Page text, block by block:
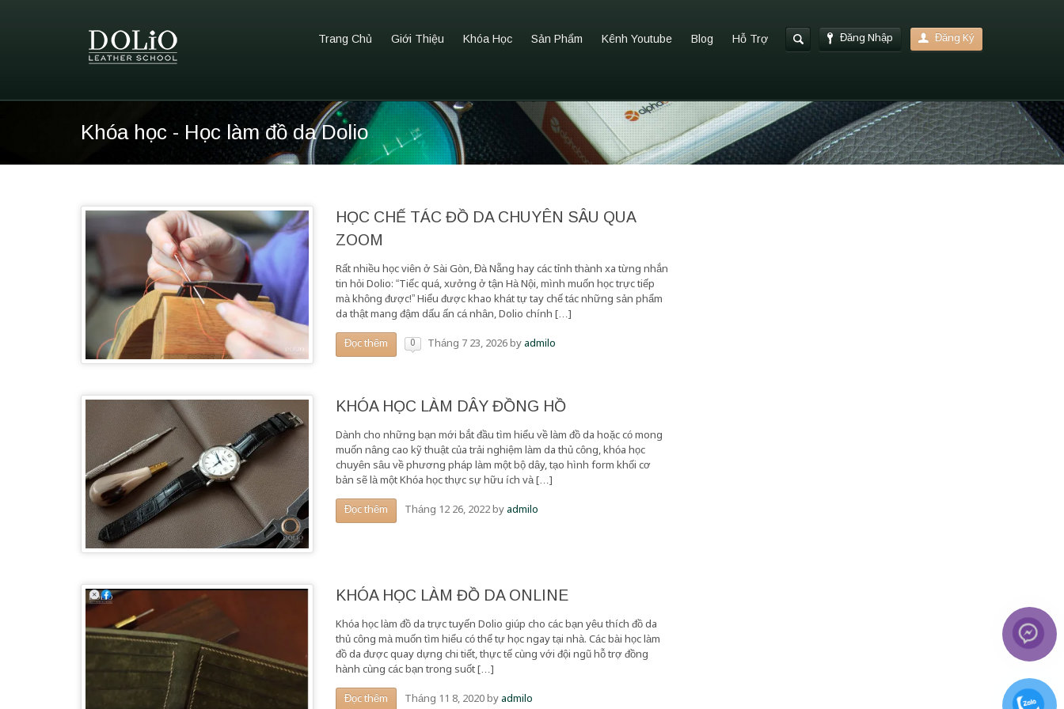
Đăng Nhập Đăng Ký
Trang Chủ Giới Thiệu Khóa Học Sản Phẩm Kênh Youtube Blog Hỗ Trợ
Khóa học - Học làm đồ da Dolio
HỌC CHẾ TÁC ĐỒ DA CHUYÊN SÂU QUA
ZOOM
Rất nhiều học viên ở Sài Gòn, Đà Nẵng hay các tỉnh thành xa từng nhắn
tin hỏi Dolio: “Tiếc quá, xưởng ở tận Hà Nội, mình muốn học trực tiếp
mà không được!” Hiểu được khao khát tự tay chế tác những sản phẩm
da thật mang đậm dấu ấn cá nhân, Dolio chính […]
Đọc thêm 0 Tháng 7 23, 2026byadmilo
KHÓA HỌC LÀM DÂY ĐỒNG HỒ
Dành cho những bạn mới bắt đầu tìm hiểu về làm đồ da hoặc có mong
muốn nâng cao kỹ thuật của trải nghiệm làm da thủ công, khóa học
chuyên sâu về phương pháp làm một bộ dây, tạo hình form khối cơ
bản sẽ là một Khóa học thực sự hữu ích và […]
Đọc thêm Tháng 12 26, 2022byadmilo
KHÓA HỌC LÀM ĐỒ DA ONLINE
Khóa học làm đồ da trực tuyến Dolio giúp cho các bạn yêu thích đồ da
thủ công mà muốn tìm hiểu có thể tự học ngay tại nhà. Các bài học làm
đồ da được quay dựng chi tiết, thực tế cùng với đội ngũ hỗ trợ đồng
hành cùng các bạn trong suốt […]
Đọc thêm Tháng 11 8, 2020byadmilo